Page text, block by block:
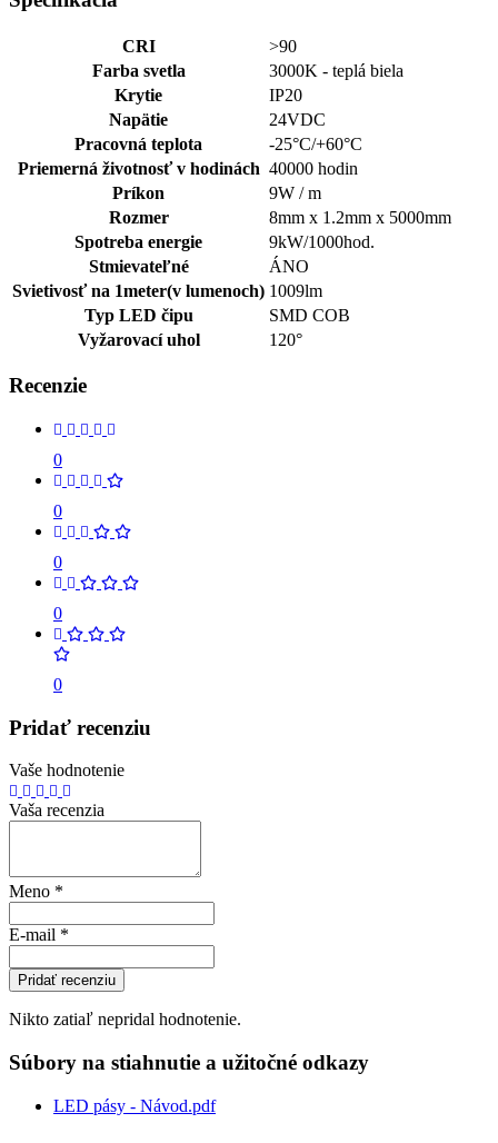
CRI
>90
Farba svetla
3000K - teplá biela
Krytie
IP20
Napätie
24VDC
Pracovná teplota
-25°C/+60°C
Priemerná životnosť v hodinách 40000 hodin
Príkon
9W / m
Rozmer
8mm x 1.2mm x 5000mm
Spotreba energie
9kW/1000hod.
Stmievateľné
ÁNO
Svietivosť na 1meter(v lumenoch) 1009lm
Typ LED čipu
SMD COB
Vyžarovací uhol
120°
Recenzie
0
0
0
0
0
Pridať recenziu
Vaše hodnotenie
Vaša recenzia
Meno *
E-mail *
Pridať recenziu
Nikto zatiaľ nepridal hodnotenie.
Súbory na stiahnutie a užitočné odkazy
LED pásy - Návod.pdf